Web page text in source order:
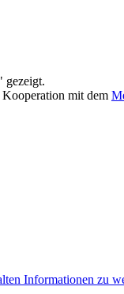
gezeigt.
mit dem
Informationen zu